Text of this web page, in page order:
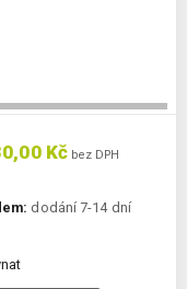
Kč bez DPH
dodání 7-14 dní